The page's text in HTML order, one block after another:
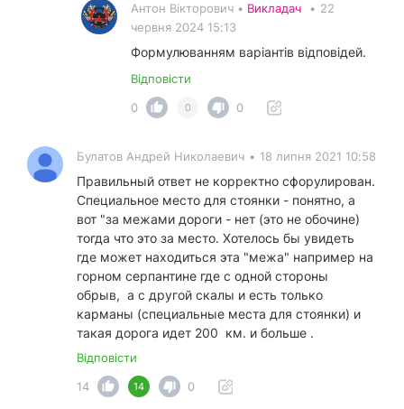
Антон Вікторович • Викладач • 22
червня 2024 15:13
Формулюванням варіантів відповідей.
Відповісти
0
0 0
Булатов Андрей Николаевич • 18 липня 2021 10:58
Правильный ответ не корректно сфорулирован.
Специальное место для стоянки - понятно, а
вот "за межами дороги - нет (это не обочине)
тогда что это за место. Хотелось бы увидеть
где может находиться эта "межа" например на
горном серпантине где с одной стороны
обрыв, а с другой скалы и есть только
карманы (специальные места для стоянки) и
такая дорога идет 200 км. и больше .
Відповісти
14
14 0